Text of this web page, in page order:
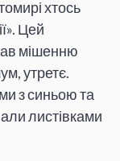
хтось
Цей
мішенню
утретє.
з синьою та
листівками